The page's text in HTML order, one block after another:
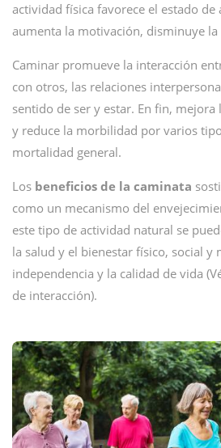
actividad física favorece el estado de
aumenta la motivación, disminuye
Caminar promueve la interacción
con otros, las relaciones
sentido de ser y estar. En fin,
y reduce la morbilidad por varios
mortalidad general.
Los beneficios de la caminata
como un mecanismo del
este tipo de actividad natural se
la salud y el bienestar físico, social y
independencia y la calidad de vida
de interacción).